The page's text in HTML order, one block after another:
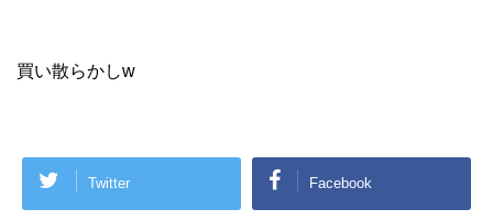
買い散らかしw
Twitter Facebook